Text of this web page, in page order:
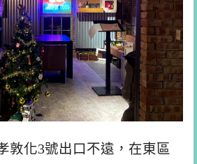
敦化3號出口不遠，在東區